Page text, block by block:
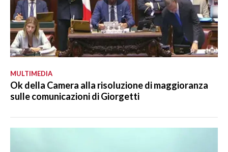
MULTIMEDIA
Ok della Camera alla risoluzione di maggioranza
sulle comunicazioni di Giorgetti